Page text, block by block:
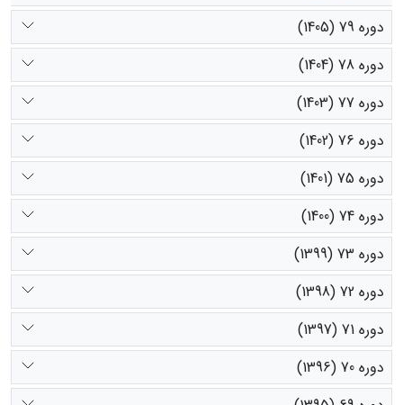
دوره 79 (1405)
دوره 78 (1404)
دوره 77 (1403)
دوره 76 (1402)
دوره 75 (1401)
دوره 74 (1400)
دوره 73 (1399)
دوره 72 (1398)
دوره 71 (1397)
دوره 70 (1396)